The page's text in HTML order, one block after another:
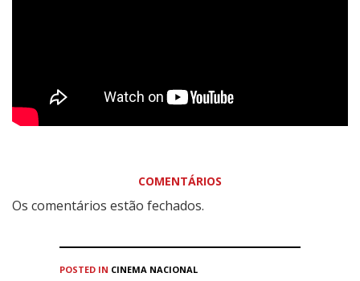
COMENTÁRIOS
Os comentários estão fechados.
POSTED IN CINEMA NACIONAL